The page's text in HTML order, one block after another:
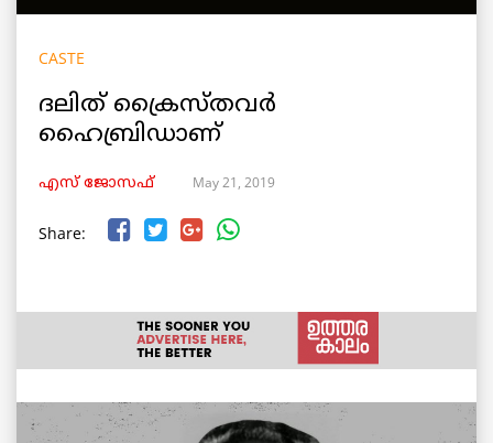
CASTE
ദലിത് ക്രൈസ്തവര്‍
ഹൈബ്രിഡാണ്‌
എസ് ജോസഫ് May 21, 2019
Share: